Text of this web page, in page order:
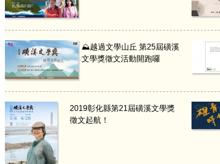
⛰️越過文學山丘 第25屆磺溪
文學獎徵文活動開跑囉
2019彰化縣第21屆磺溪文學獎
徵文起航！